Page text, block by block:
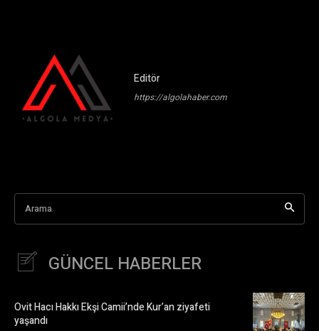
Editör
https://algolahaber.com
Arama
GÜNCEL HABERLER
Ovit Hacı Hakkı Ekşi Camii’nde Kur’an ziyafeti
yaşandı